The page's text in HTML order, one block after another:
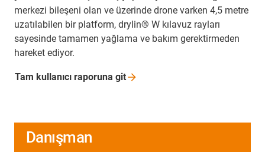
merkezi bileşeni olan ve üzerinde drone varken 4,5 metre
uzatılabilen bir platform, drylin® W kılavuz rayları
sayesinde tamamen yağlama ve bakım gerektirmeden
hareket ediyor.
Tam kullanıcı raporuna git
Danışman